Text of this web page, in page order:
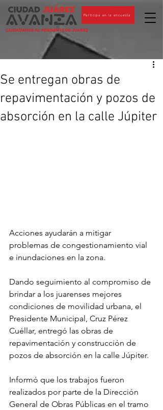
CIUDADANOS AL PENDIENTE DE JUÁREZ
Participa en la encuesta
Se entregan obras de
repavimentación y pozos de
absorción en la calle Júpiter
Acciones ayudarán a mitigar
problemas de congestionamiento vial
e inundaciones en la zona.
Dando seguimiento al compromiso de
brindar a los juarenses mejores
condiciones de movilidad urbana, el
Presidente Municipal, Cruz Pérez
Cuéllar, entregó las obras de
repavimentación y construcción de
pozos de absorción en la calle Júpiter.
Informó que los trabajos fueron
realizados por parte de la Dirección
General de Obras Públicas en el tramo